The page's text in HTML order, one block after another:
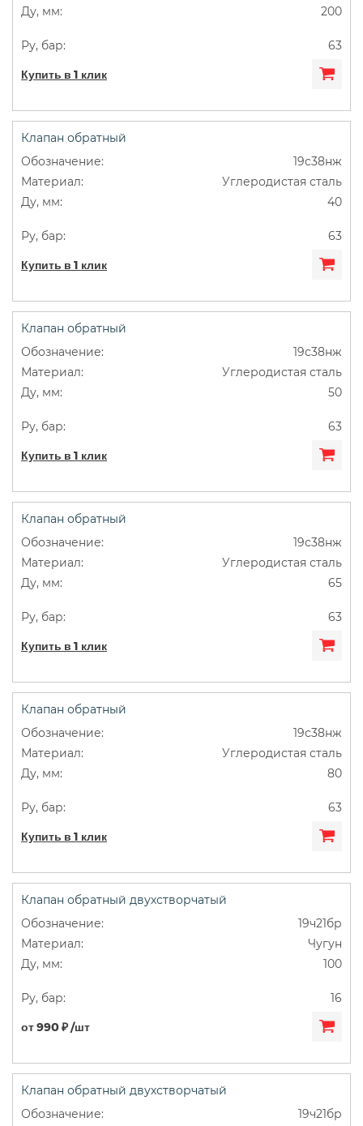
200
63
Купить в 1 клик
Клапан обратный
19с38нж
Углеродистая сталь
40
63
Купить в 1 клик
Клапан обратный
19с38нж
Углеродистая сталь
50
63
Купить в 1 клик
Клапан обратный
19с38нж
Углеродистая сталь
65
63
Купить в 1 клик
Клапан обратный
19с38нж
Углеродистая сталь
80
63
Купить в 1 клик
Клапан обратный двухстворчатый
19ч21бр
Чугун
100
16
от 990 ₽ /шт
Клапан обратный двухстворчатый
19ч21бр